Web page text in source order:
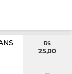
R$
25,00